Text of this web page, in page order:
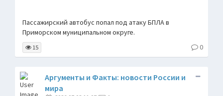
Пассажирский автобус попал под атаку БПЛА в
Приморском муниципальном округе.
15 0
Аргументы и Факты: новости России и
мира